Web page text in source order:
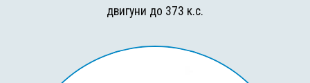
двигуни до 373 к.с.